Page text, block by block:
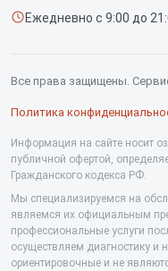
Контакты
Холодильников
Сушильных машин
Кофеварок
Телевизоров
Посудомоечных машин
Стиральных машин
Ежедневно с 9:00 до
Все права защищены.
Политика
Информация на сайте носит
публичной офертой,
Гражданского кодекса РФ.
Мы специализируемся на
являемся их официальным
профессиональные услуги
осуществляем диагностику и
ориентировочные и не